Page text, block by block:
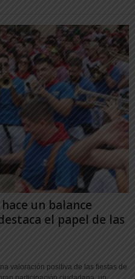
hace un balance
el papel de las
valoración positiva de las fiestas de